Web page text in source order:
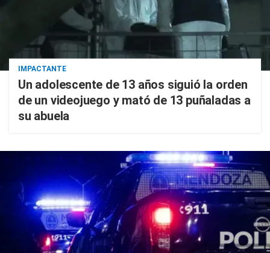
IMPACTANTE
Un adolescente de 13 años siguió la orden
de un videojuego y mató de 13 puñaladas a
su abuela